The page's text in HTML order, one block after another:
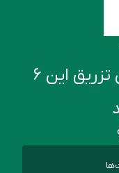
آمپول لاغری: قبل از اولین تزریق این ۶